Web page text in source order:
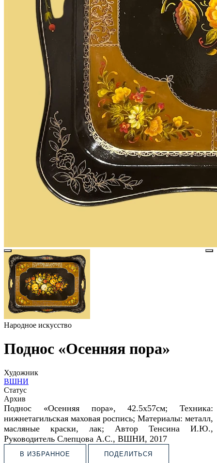
Народное искусство
Поднос «Осенняя пора»
Художник
ВШНИ
Статус
Архив
Поднос «Осенняя пора»,42.5х57см; Техника:
нижнетагильская маховая роспись; Материалы: металл,
масляные краски, лак; Автор Тенсина И.Ю.,
Руководитель Слепцова А.С., ВШНИ, 2017
В ИЗБРАННОЕ ПОДЕЛИТЬСЯ